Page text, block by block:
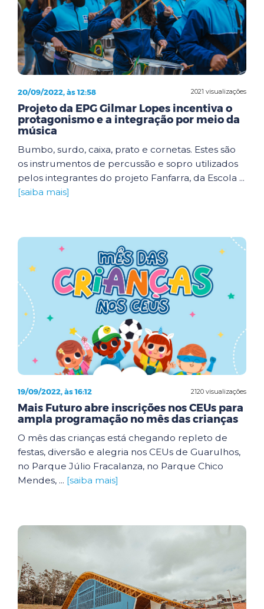
2021 visualizações
20/09/2022, às 12:58
Projeto da EPG Gilmar Lopes incentiva o
protagonismo e a integração por meio da
música
Bumbo, surdo, caixa, prato e cornetas. Estes são
os instrumentos de percussão e sopro utilizados
pelos integrantes do projeto Fanfarra, da Escola ...
[saiba mais]
2120 visualizações
19/09/2022, às 16:12
Mais Futuro abre inscrições nos CEUs para
ampla programação no mês das crianças
O mês das crianças está chegando repleto de
festas, diversão e alegria nos CEUs de Guarulhos,
no Parque Júlio Fracalanza, no Parque Chico
Mendes, ... [saiba mais]